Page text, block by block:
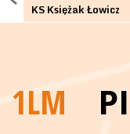
KS Księżak Łowicz
1LM